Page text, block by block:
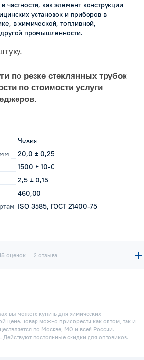
частности, как элемент конструкции
установок и приборов в
в химической, топливной,
промышленности.
по резке стеклянных трубок
по стоимости услуги
Чехия
20,0 ± 0,25
1500 + 10-0
2,5 ± 0,15
460,00
ISO 3585, ГОСТ 21400-75
оценок 2 отзыва
вы можете купить для химических
цене. Товар можно приобрести как оптом, так и
по Москве, МО и всей России.
постоянные скидки для оптовиков.